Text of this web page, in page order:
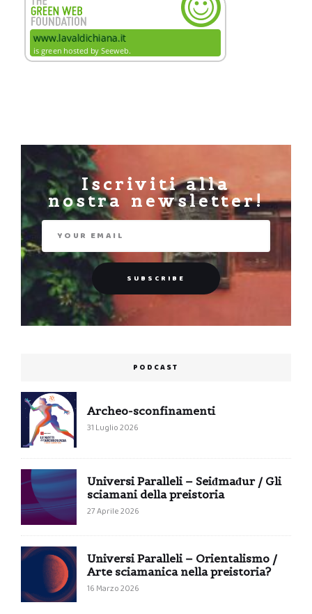
Iscriviti alla
nostra newsletter!
PODCAST
Archeo-sconfinamenti
31 Luglio 2026
Universi Paralleli – Seiđmađur / Gli
sciamani della preistoria
27 Aprile 2026
Universi Paralleli – Orientalismo /
Arte sciamanica nella preistoria?
16 Marzo 2026